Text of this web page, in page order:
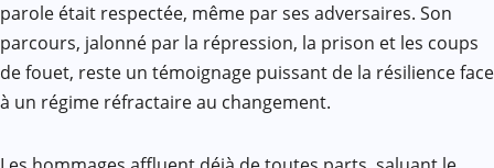
parole était respectée, même par ses adversaires. Son
parcours, jalonné par la répression, la prison et les coups
de fouet, reste un témoignage puissant de la résilience face
à un régime réfractaire au changement.